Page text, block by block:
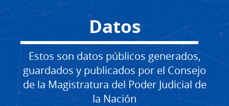
Datos
Estos son datos públicos generados,
guardados y publicados por el Consejo
de la Magistratura del Poder Judicial de
la Nación